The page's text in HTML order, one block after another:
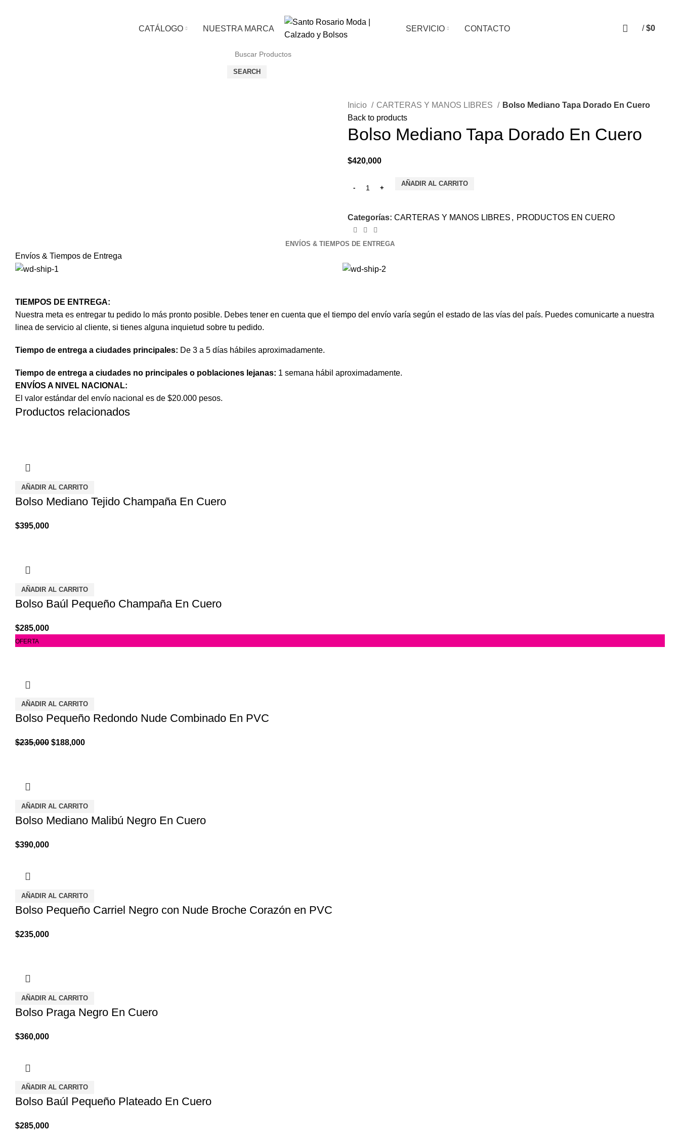
CATÁLOGO NUESTRA MARCA SERVICIO CONTACTO / $0
SEARCH
Inicio CARTERAS Y MANOS LIBRES
Bolso Mediano Tapa Dorado En Cuero
Back to products
Bolso Mediano Tapa Dorado En Cuero
$420,000
AÑADIR AL CARRITO
Categorías: CARTERAS Y MANOS LIBRES , PRODUCTOS EN CUERO
ENVÍOS & TIEMPOS DE ENTREGA
Envíos & Tiempos de Entrega
TIEMPOS DE ENTREGA:
Nuestra meta es entregar tu pedido lo más pronto posible. Debes tener en cuenta que el tiempo del envío varía según el estado de las vías del país. Puedes comunicarte a nuestra
linea de servicio al cliente, si tienes alguna inquietud sobre tu pedido.
Tiempo de entrega a ciudades principales: De 3 a 5 días hábiles aproximadamente.
Tiempo de entrega a ciudades no principales o poblaciones lejanas: 1 semana hábil aproximadamente.
ENVÍOS A NIVEL NACIONAL:
El valor estándar del envío nacional es de $20.000 pesos.
Productos relacionados
AÑADIR AL CARRITO
Bolso Mediano Tejido Champaña En Cuero
$395,000
AÑADIR AL CARRITO
Bolso Baúl Pequeño Champaña En Cuero
$285,000
OFERTA
AÑADIR AL CARRITO
Bolso Pequeño Redondo Nude Combinado En PVC
$235,000 El
$188,000El
AÑADIR AL CARRITO
Bolso Mediano Malibú Negro En Cuero
$390,000
AÑADIR AL CARRITO
Bolso Pequeño Carriel Negro con Nude Broche Corazón en PVC
$235,000
AÑADIR AL CARRITO
Bolso Praga Negro En Cuero
$360,000
AÑADIR AL CARRITO
Bolso Baúl Pequeño Plateado En Cuero
$285,000